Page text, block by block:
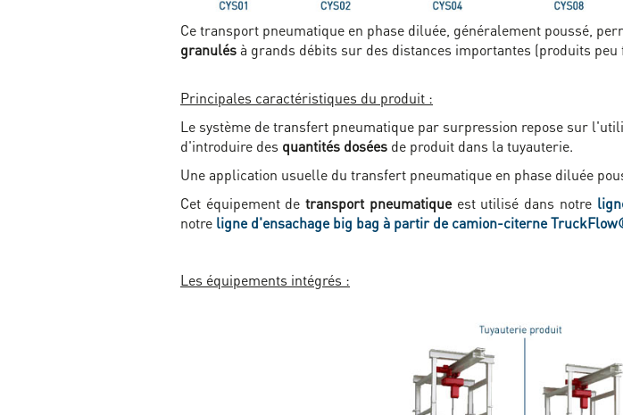
Ce transport pneumatique en phase diluée, généralement poussé,
granulésà grands débits sur des distances importantes (produits peu
Principales caractéristiques du produit :
Le système de transfert pneumatique par surpression repose sur
d'introduire des quantités dosées de produit dans la tuyauterie.
Une application usuelle du transfert pneumatique en phase diluée
Cet équipement detransport pneumatique est utilisé dans notre
notre ligne d'ensachage big bag à partir de camion-citerne
Les équipements intégrés :